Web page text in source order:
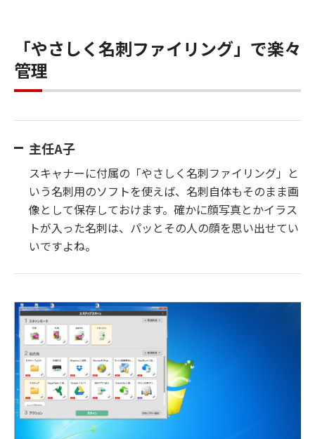
「やさしく名刺ファイリング」で楽々
管理
主任A子
スキャナーに付属の「やさしく名刺ファイリング」と
いう名刺用のソフトを使えば、名刺自体もそのまま画
像として保存しておけます。確かに顔写真とかイラス
トが入った名刺は、パッとその人の顔を思い出せてい
いですよね。